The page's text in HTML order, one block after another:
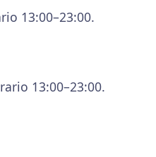
13:00–23:00.
13:00–23:00.